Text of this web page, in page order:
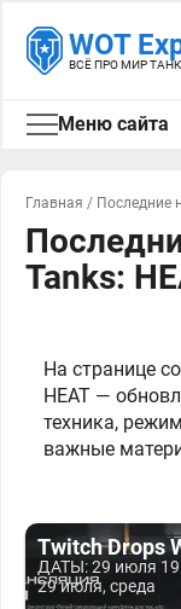
WOT
ВСЁ ПРО МИР
Меню сайта
Главная / Последние
Tanks:
На странице
HEAT —
техника,
важные
Twitch Drops
ДАТЫ: 29 июля
29 июля, среда